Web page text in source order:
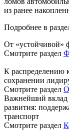
из ранее
Подробнее в
От «устойчивой»
Смотрите раздел
К распределению
сохранении
Смотрите раздел
Важнейший вклад
развития:
транспорт
Смотрите раздел